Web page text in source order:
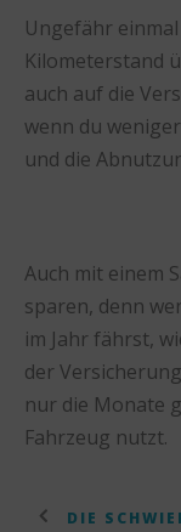
Ungefähr
Kilometerstand
auch auf die
wenn du
und die
Auch mit einem
sparen, denn
im Jahr fährst,
der
nur die Monate
Fahrzeug nutzt.
DIE